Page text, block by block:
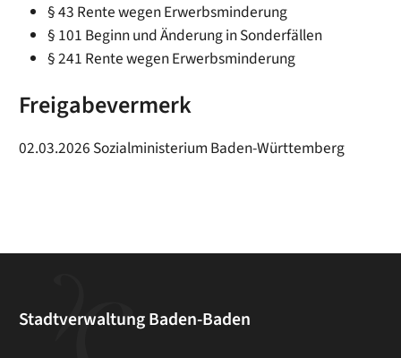
§ 43 Rente wegen Erwerbsminderung
§ 101 Beginn und Änderung in Sonderfällen
§ 241 Rente wegen Erwerbsminderung
Freigabevermerk
02.03.2026 Sozialministerium Baden-Württemberg
Stadtverwaltung Baden-Baden